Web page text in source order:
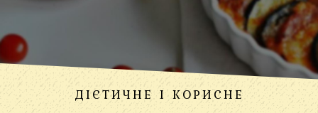
ДІЄТИЧНЕ І КОРИСНЕ